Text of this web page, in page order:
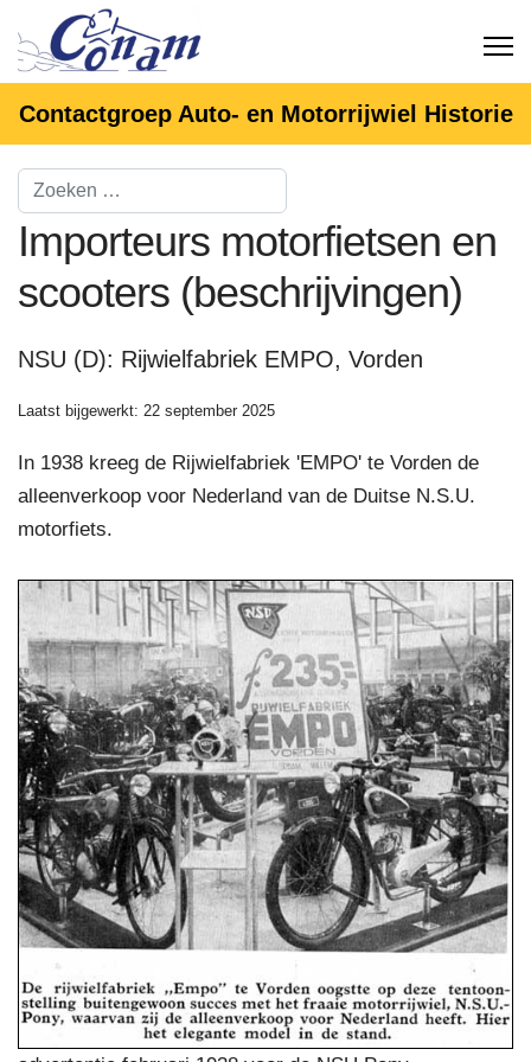
Contactgroep Auto- en Motorrijwiel Historie
Importeurs motorfietsen en
scooters (beschrijvingen)
NSU (D): Rijwielfabriek EMPO, Vorden
Laatst bijgewerkt: 22 september 2025
In 1938 kreeg de Rijwielfabriek 'EMPO' te Vorden de
alleenverkoop voor Nederland van de Duitse N.S.U.
motorfiets.